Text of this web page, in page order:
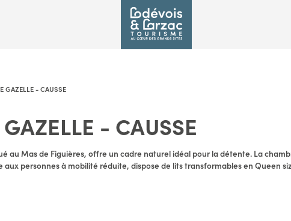
GAZELLE - CAUSSE
- CAUSSE
au Mas de Figuières, offre un cadre naturel idéal pour la détente. La
aux personnes à mobilité réduite, dispose de lits transformables en Queen